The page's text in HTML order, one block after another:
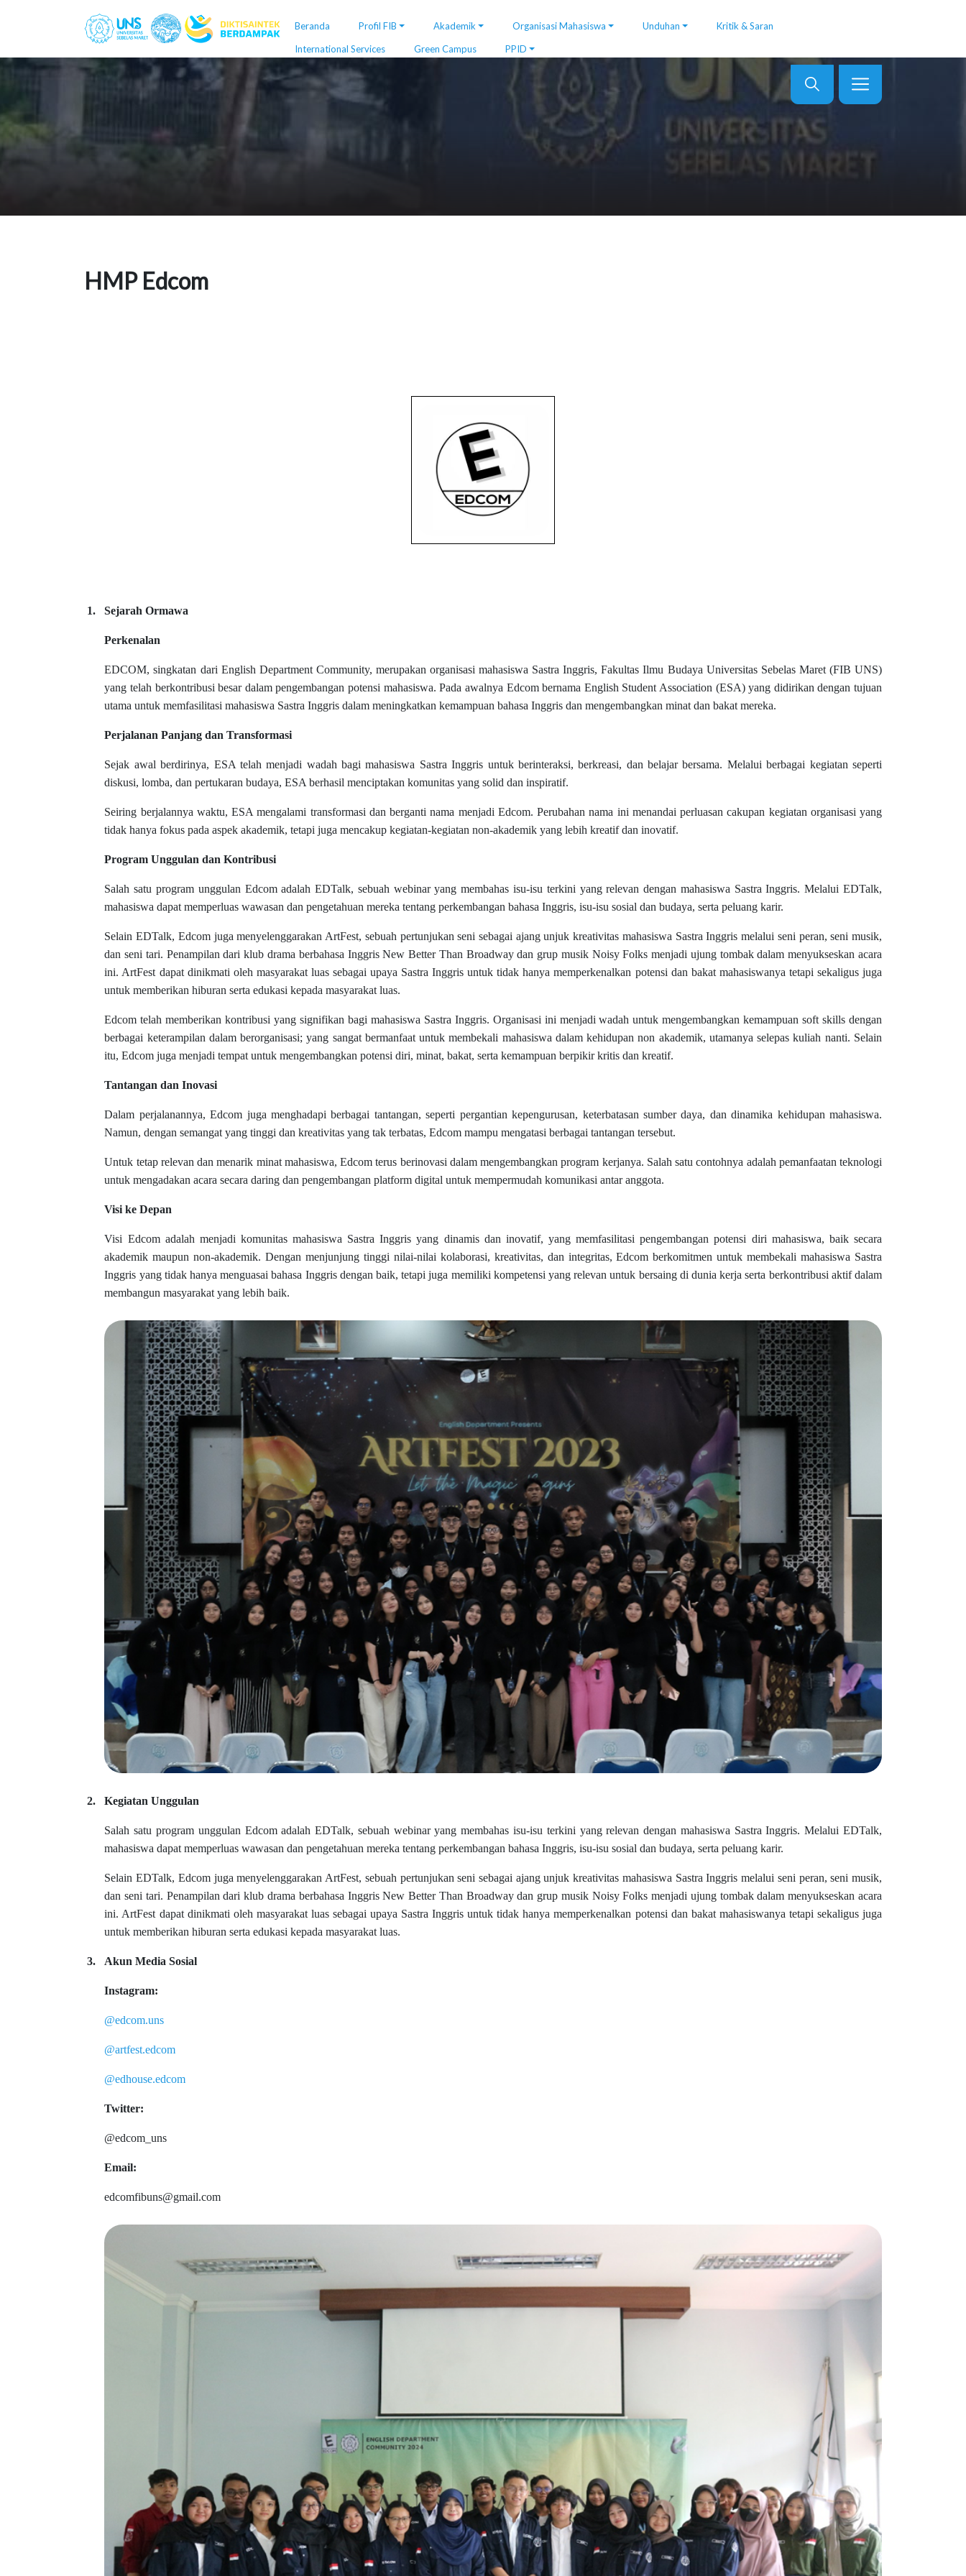
Beranda Profil FIB Akademik Organisasi Mahasiswa Unduhan
Kritik & Saran
International Services
Green Campus PPID
HMP Edcom
1. Sejarah Ormawa
Perkenalan
EDCOM, singkatan dari English Department Community, merupakan organisasi mahasiswa Sastra Inggris, Fakultas Ilmu Budaya Universitas Sebelas Maret (FIB UNS)
yang telah berkontribusi besar dalam pengembangan potensi mahasiswa. Pada awalnya Edcom bernama English Student Association (ESA) yang didirikan dengan tujuan
utama untuk memfasilitasi mahasiswa Sastra Inggris dalam meningkatkan kemampuan bahasa Inggris dan mengembangkan minat dan bakat mereka.
Perjalanan Panjang dan Transformasi
Sejak awal berdirinya, ESA telah menjadi wadah bagi mahasiswa Sastra Inggris untuk berinteraksi, berkreasi, dan belajar bersama. Melalui berbagai kegiatan seperti
diskusi, lomba, dan pertukaran budaya, ESA berhasil menciptakan komunitas yang solid dan inspiratif.
Seiring berjalannya waktu, ESA mengalami transformasi dan berganti nama menjadi Edcom. Perubahan nama ini menandai perluasan cakupan kegiatan organisasi yang
tidak hanya fokus pada aspek akademik, tetapi juga mencakup kegiatan-kegiatan non-akademik yang lebih kreatif dan inovatif.
Program Unggulan dan Kontribusi
Salah satu program unggulan Edcom adalah EDTalk, sebuah webinar yang membahas isu-isu terkini yang relevan dengan mahasiswa Sastra Inggris. Melalui EDTalk,
mahasiswa dapat memperluas wawasan dan pengetahuan mereka tentang perkembangan bahasa Inggris, isu-isu sosial dan budaya, serta peluang karir.
Selain EDTalk, Edcom juga menyelenggarakan ArtFest, sebuah pertunjukan seni sebagai ajang unjuk kreativitas mahasiswa Sastra Inggris melalui seni peran, seni musik,
dan seni tari. Penampilan dari klub drama berbahasa Inggris New Better Than Broadway dan grup musik Noisy Folks menjadi ujung tombak dalam menyukseskan acara
ini. ArtFest dapat dinikmati oleh masyarakat luas sebagai upaya Sastra Inggris untuk tidak hanya memperkenalkan potensi dan bakat mahasiswanya tetapi sekaligus juga
untuk memberikan hiburan serta edukasi kepada masyarakat luas.
Edcom telah memberikan kontribusi yang signifikan bagi mahasiswa Sastra Inggris. Organisasi ini menjadi wadah untuk mengembangkan kemampuan soft skills dengan
berbagai keterampilan dalam berorganisasi; yang sangat bermanfaat untuk membekali mahasiswa dalam kehidupan non akademik, utamanya selepas kuliah nanti. Selain
itu, Edcom juga menjadi tempat untuk mengembangkan potensi diri, minat, bakat, serta kemampuan berpikir kritis dan kreatif.
Tantangan dan Inovasi
Dalam perjalanannya, Edcom juga menghadapi berbagai tantangan, seperti pergantian kepengurusan, keterbatasan sumber daya, dan dinamika kehidupan mahasiswa.
Namun, dengan semangat yang tinggi dan kreativitas yang tak terbatas, Edcom mampu mengatasi berbagai tantangan tersebut.
Untuk tetap relevan dan menarik minat mahasiswa, Edcom terus berinovasi dalam mengembangkan program kerjanya. Salah satu contohnya adalah pemanfaatan teknologi
untuk mengadakan acara secara daring dan pengembangan platform digital untuk mempermudah komunikasi antar anggota.
Visi ke Depan
Visi Edcom adalah menjadi komunitas mahasiswa Sastra Inggris yang dinamis dan inovatif, yang memfasilitasi pengembangan potensi diri mahasiswa, baik secara
akademik maupun non-akademik. Dengan menjunjung tinggi nilai-nilai kolaborasi, kreativitas, dan integritas, Edcom berkomitmen untuk membekali mahasiswa Sastra
Inggris yang tidak hanya menguasai bahasa Inggris dengan baik, tetapi juga memiliki kompetensi yang relevan untuk bersaing di dunia kerja serta berkontribusi aktif dalam
membangun masyarakat yang lebih baik.
2. Kegiatan Unggulan
Salah satu program unggulan Edcom adalah EDTalk, sebuah webinar yang membahas isu-isu terkini yang relevan dengan mahasiswa Sastra Inggris. Melalui EDTalk,
mahasiswa dapat memperluas wawasan dan pengetahuan mereka tentang perkembangan bahasa Inggris, isu-isu sosial dan budaya, serta peluang karir.
Selain EDTalk, Edcom juga menyelenggarakan ArtFest, sebuah pertunjukan seni sebagai ajang unjuk kreativitas mahasiswa Sastra Inggris melalui seni peran, seni musik,
dan seni tari. Penampilan dari klub drama berbahasa Inggris New Better Than Broadway dan grup musik Noisy Folks menjadi ujung tombak dalam menyukseskan acara
ini. ArtFest dapat dinikmati oleh masyarakat luas sebagai upaya Sastra Inggris untuk tidak hanya memperkenalkan potensi dan bakat mahasiswanya tetapi sekaligus juga
untuk memberikan hiburan serta edukasi kepada masyarakat luas.
3. Akun Media Sosial
Instagram:
@edcom.uns
@artfest.edcom
@edhouse.edcom
Twitter:
@edcom_uns
Email:
edcomfibuns@gmail.com